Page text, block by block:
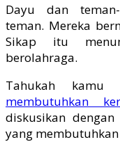
Dayu dan
teman. Mereka
Sikap itu
berolahraga.
Tahukah kamu
membutuhkan
diskusikan
yang